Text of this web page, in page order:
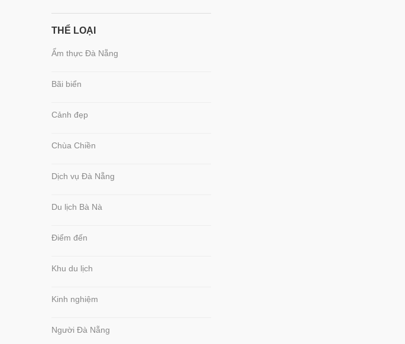
THỂ LOẠI
Ẩm thực Đà Nẵng
Bãi biển
Cảnh đẹp
Chùa Chiền
Dịch vụ Đà Nẵng
Du lịch Bà Nà
Điểm đến
Khu du lịch
Kinh nghiệm
Người Đà Nẵng